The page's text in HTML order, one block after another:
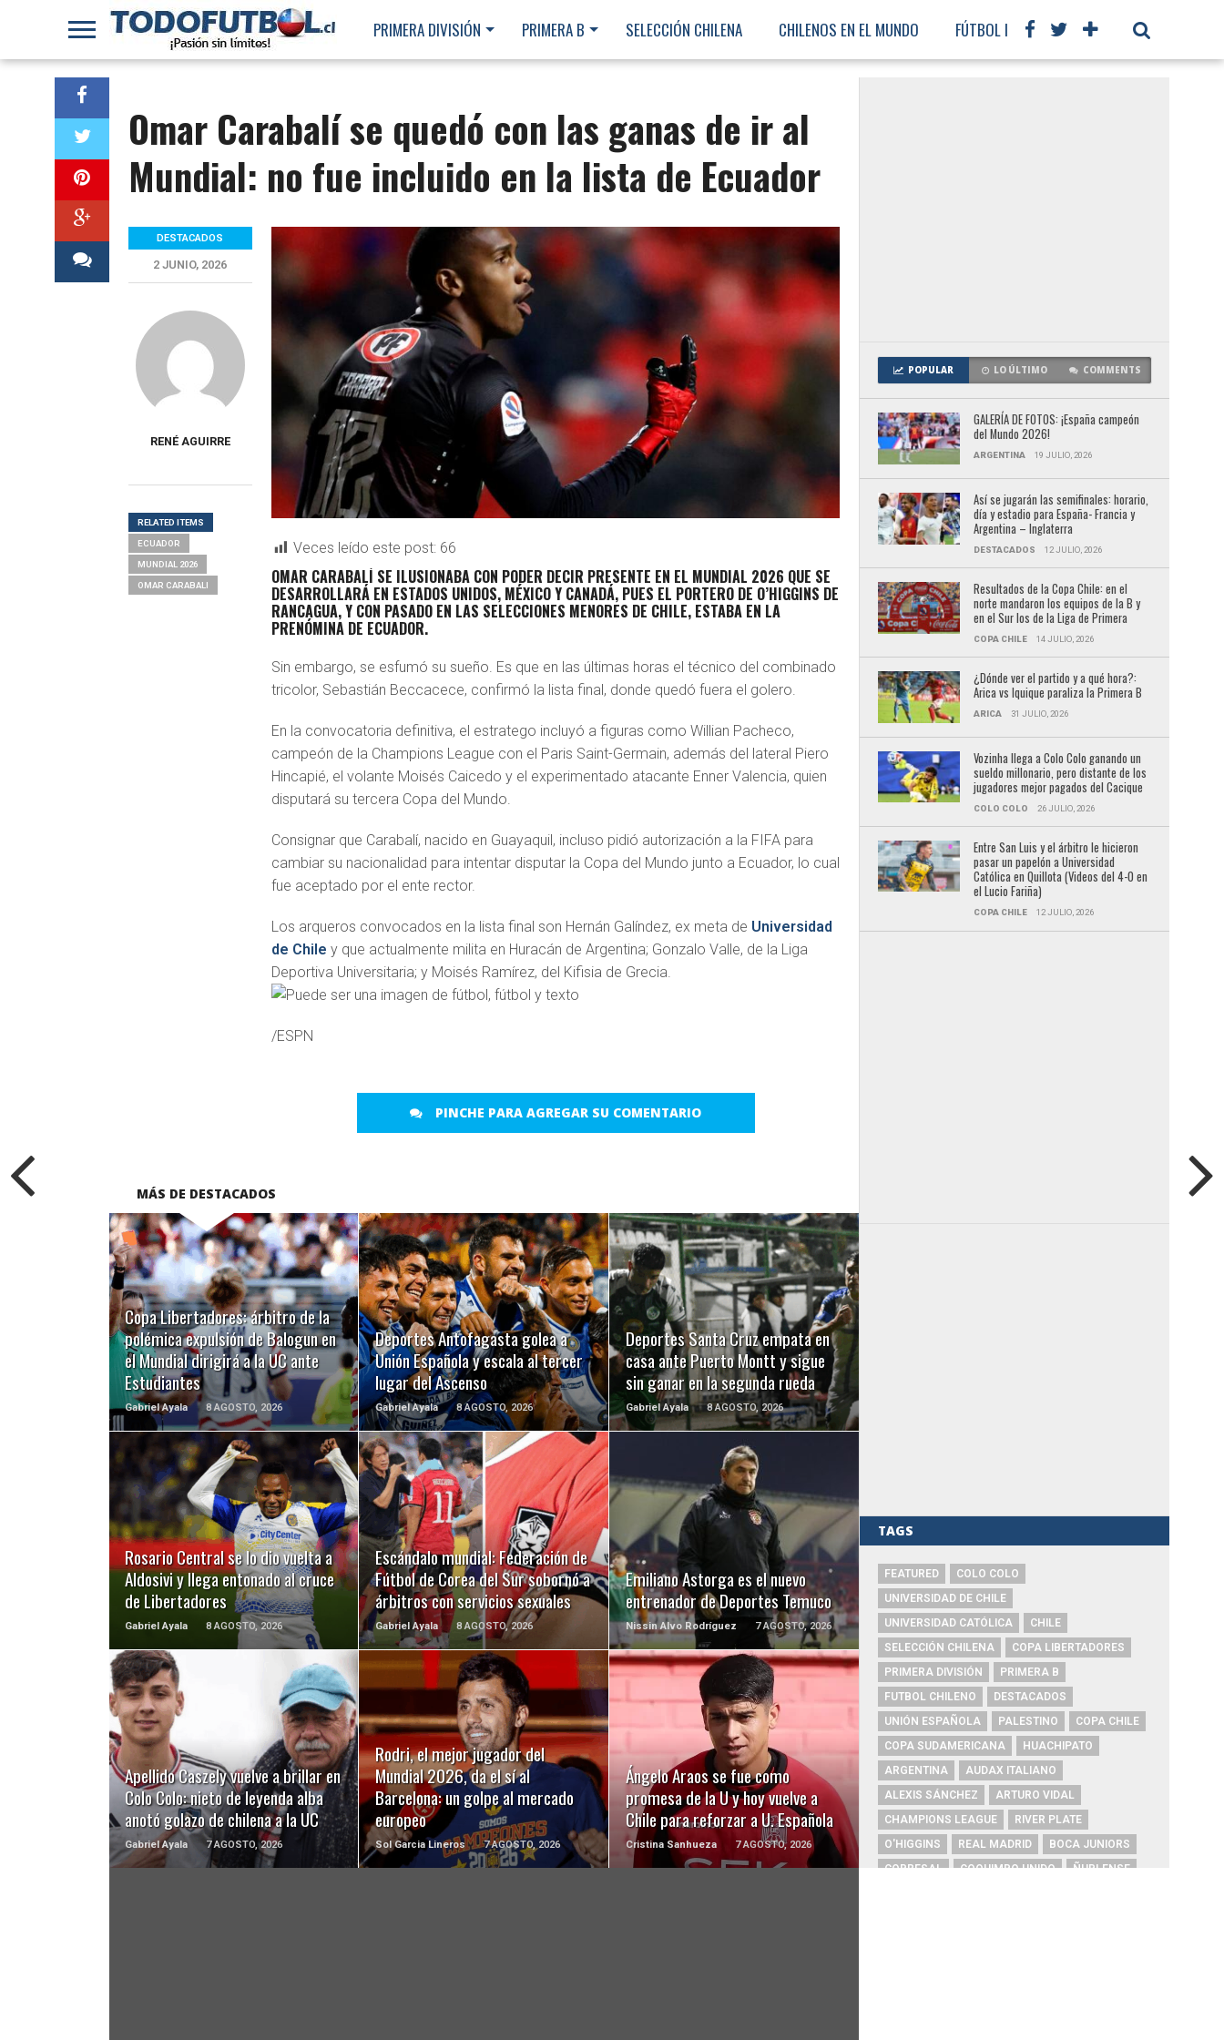
PRIMERA DIVISIÓN PRIMERA B SELECCIÓN CHILENA CHILENOS EN EL MUNDO FÚTBOL INTERNACIONAL
Omar Carabalí se quedó con las ganas de ir al
Mundial: no fue incluido en la lista de Ecuador
Veces leído este post: 66
OMAR CARABALÍ SE ILUSIONABA CON PODER DECIR PRESENTE EN EL MUNDIAL 2026 QUE SE
DESARROLLARÁ EN ESTADOS UNIDOS, MÉXICO Y CANADÁ, PUES EL PORTERO DE O’HIGGINS DE
RANCAGUA, Y CON PASADO EN LAS SELECCIONES MENORES DE CHILE, ESTABA EN LA
PRENÓMINA DE ECUADOR.
Sin embargo, se esfumó su sueño. Es que en las últimas horas el técnico del combinado
tricolor, Sebastián Beccacece, confirmó la lista final, donde quedó fuera el golero.
En la convocatoria definitiva, el estratego incluyó a figuras como Willian Pacheco,
campeón de la Champions League con el Paris Saint-Germain, además del lateral Piero
Hincapié, el volante Moisés Caicedo y el experimentado atacante Enner Valencia, quien
disputará su tercera Copa del Mundo.
Consignar que Carabalí, nacido en Guayaquil, incluso pidió autorización a la FIFA para
cambiar su nacionalidad para intentar disputar la Copa del Mundo junto a Ecuador, lo cual
fue aceptado por el ente rector.
Los arqueros convocados en la lista final son Hernán Galíndez, ex meta de Universidad
de Chile y que actualmente milita en Huracán de Argentina; Gonzalo Valle, de la Liga
Deportiva Universitaria; y Moisés Ramírez, del Kifisia de Grecia.
/ESPN
PINCHE PARA AGREGAR SU COMENTARIO
DESTACADOS
2 JUNIO, 2026
RENÉ AGUIRRE
RELATED ITEMS
ECUADOR
MUNDIAL 2026
OMAR CARABALI
MÁS DE DESTACADOS
Copa Libertadores: árbitro de la
polémica expulsión de Balogun en
el Mundial dirigirá a la UC ante
Estudiantes
Gabriel Ayala 8 AGOSTO, 2026
LEER MÁS
Deportes Antofagasta golea a
Unión Española y escala al tercer
lugar del Ascenso
Gabriel Ayala 8 AGOSTO, 2026
LEER MÁS
Deportes Santa Cruz empata en
casa ante Puerto Montt y sigue
sin ganar en la segunda rueda
Gabriel Ayala 8 AGOSTO, 2026
LEER MÁS
Rosario Central se lo dio vuelta a
Aldosivi y llega entonado al cruce
de Libertadores
Gabriel Ayala 8 AGOSTO, 2026
LEER MÁS
Escándalo mundial: Federación de
Fútbol de Corea del Sur sobornó a
árbitros con servicios sexuales
Gabriel Ayala 8 AGOSTO, 2026
LEER MÁS
Emiliano Astorga es el nuevo
entrenador de Deportes Temuco
Nissin Alvo Rodríguez 7 AGOSTO, 2026
LEER MÁS
Apellido Caszely vuelve a brillar en
Colo Colo: nieto de leyenda alba
anotó golazo de chilena a la UC
Gabriel Ayala 7 AGOSTO, 2026
LEER MÁS
Rodri, el mejor jugador del
Mundial 2026, da el sí al
Barcelona: un golpe al mercado
europeo
Sol Garcia Lineros 7 AGOSTO, 2026
LEER MÁS
Ángelo Araos se fue como
promesa de la U y hoy vuelve a
Chile para reforzar a U. Española
Cristina Sanhueza 7 AGOSTO, 2026
LEER MÁS
POPULAR LO ÚLTIMO COMMENTS
GALERÍA DE FOTOS: ¡España campeón
del Mundo 2026!
ARGENTINA 19 JULIO, 2026
Así se jugarán las semifinales: horario,
día y estadio para España- Francia y
Argentina – Inglaterra
DESTACADOS 12 JULIO, 2026
Resultados de la Copa Chile: en el
norte mandaron los equipos de la B y
en el Sur los de la Liga de Primera
COPA CHILE 14 JULIO, 2026
¿Dónde ver el partido y a qué hora?:
Arica vs Iquique paraliza la Primera B
ARICA 31 JULIO, 2026
Vozinha llega a Colo Colo ganando un
sueldo millonario, pero distante de los
jugadores mejor pagados del Cacique
COLO COLO 26 JULIO, 2026
Entre San Luis y el árbitro le hicieron
pasar un papelón a Universidad
Católica en Quillota (Videos del 4-0 en
el Lucio Fariña)
COPA CHILE 12 JULIO, 2026
TAGS
FEATURED
COLO COLO
UNIVERSIDAD DE CHILE
UNIVERSIDAD CATÓLICA
CHILE
SELECCIÓN CHILENA
COPA LIBERTADORES
PRIMERA DIVISIÓN
PRIMERA B
FUTBOL CHILENO
DESTACADOS
UNIÓN ESPAÑOLA
PALESTINO
COPA CHILE
COPA SUDAMERICANA
HUACHIPATO
ARGENTINA
AUDAX ITALIANO
ALEXIS SÁNCHEZ
ARTURO VIDAL
CHAMPIONS LEAGUE
RIVER PLATE
O'HIGGINS
REAL MADRID
BOCA JUNIORS
COBRESAL
COQUIMBO UNIDO
ÑUBLENSE